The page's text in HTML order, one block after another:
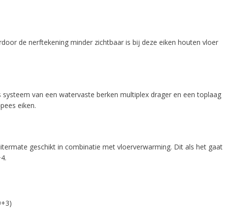
de nerftekening minder zichtbaar is bij deze eiken houten vloer
systeem van een watervaste berken multiplex drager en een toplaag
eiken.
geschikt in combinatie met vloerverwarming. Dit als het gaat